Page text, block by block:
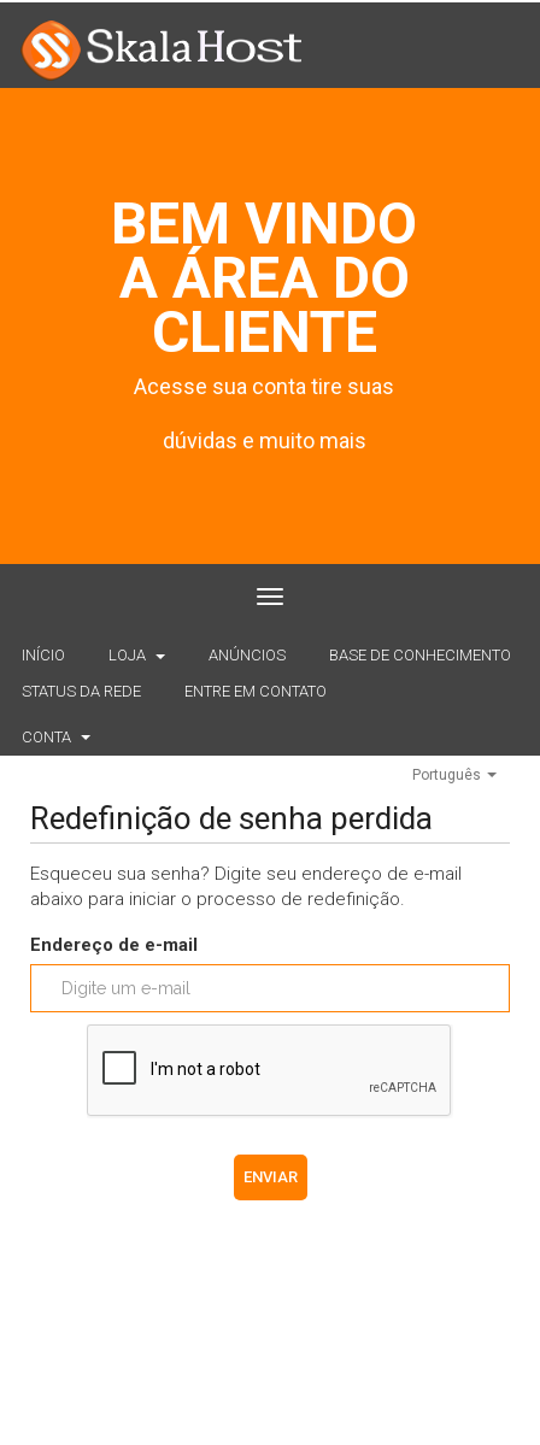
BEM VINDO
A ÁREA DO
CLIENTE
Acesse sua conta tire suas
dúvidas e muito mais
Toggle navigation
INÍCIO LOJA ANÚNCIOS
BASE DE CONHECIMENTO
STATUS DA REDE
ENTRE EM CONTATO
CONTA
Português
Redefinição de senha perdida
Esqueceu sua senha? Digite seu endereço de e-mail
abaixo para iniciar o processo de redefinição.
Endereço de e-mail
ENVIAR